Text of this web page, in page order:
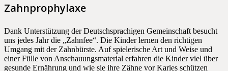
Zahnprophylaxe
Dank Unterstützung der Deutschsprachigen Gemeinschaft besucht
uns jedes Jahr die „Zahnfee“. Die Kinder lernen den richtigen
Umgang mit der Zahnbürste. Auf spielerische Art und Weise und
einer Fülle von Anschauungsmaterial erfahren die Kinder viel über
gesunde Ernährung und wie sie ihre Zähne vor Karies schützen